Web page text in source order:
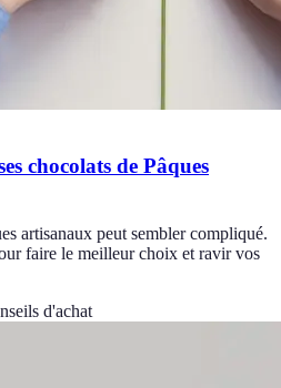
chocolats de Pâques
artisanaux peut sembler compliqué.
faire le meilleur choix et ravir vos
d'achat